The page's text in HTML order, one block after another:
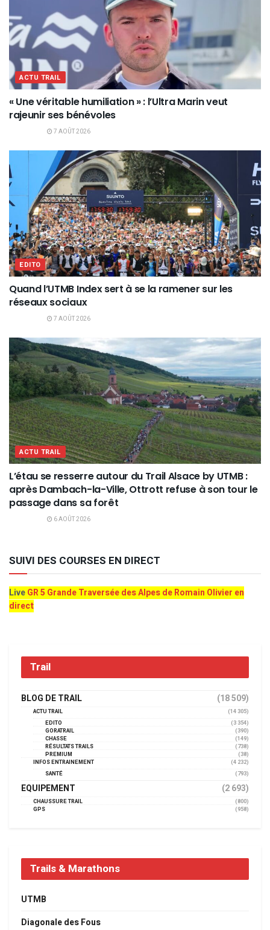
ACTU TRAIL
« Une véritable humiliation » : l’Ultra Marin veut
rajeunir ses bénévoles
7 AOÛT 2026
EDITO
Quand l’UTMB Index sert à se la ramener sur les
réseaux sociaux
7 AOÛT 2026
ACTU TRAIL
L’étau se resserre autour du Trail Alsace by UTMB :
après Dambach-la-Ville, Ottrott refuse à son tour le
passage dans sa forêt
6 AOÛT 2026
SUIVI DES COURSES EN DIRECT
LiveGR 5 Grande Traversée des Alpes de Romain Olivier en
direct
Trail
BLOG DE TRAIL (18 509)
ACTU TRAIL
(14 305)
EDITO
(3 354)
GORATRAIL
(390)
CHASSE
(149)
RÉSULTATS TRAILS
(738)
PREMIUM
(38)
INFOS ENTRAINEMENT
(4 232)
SANTÉ
(793)
EQUIPEMENT (2 693)
CHAUSSURE TRAIL
(800)
GPS
(958)
Trails & Marathons
UTMB
Diagonale des Fous